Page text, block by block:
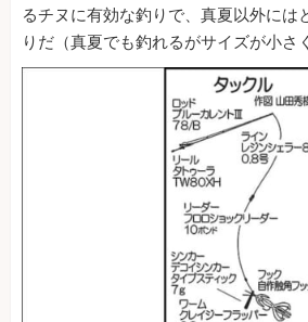
るチヌに有効な釣りで、真夏以外には
りだ（真夏でも釣れるがサイズが小さ